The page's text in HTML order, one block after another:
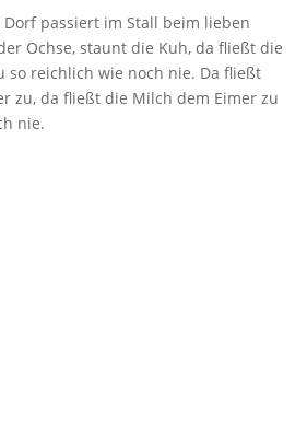
passiert im Stall beim lieben
Ochse, staunt die Kuh, da fließt die
so reichlich wie noch nie. Da fließt
zu, da fließt die Milch dem Eimer zu
nie.